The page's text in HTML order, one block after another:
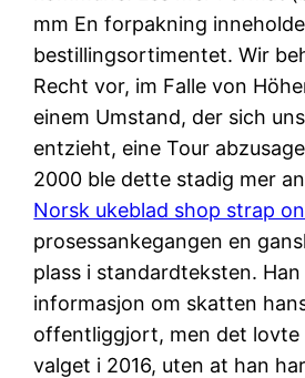
mm En forpakning
bestillingsortimentet. Wir
Recht vor, im Falle von
einem Umstand, der sich
entzieht, eine Tour
2000 ble dette stadig mer
Norsk ukeblad shop strap
prosessankegangen en
plass i standardteksten.
informasjon om skatten
offentliggjort, men det lovte
valget i 2016, uten at han